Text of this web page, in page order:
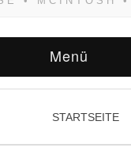
Menü
STARTSEITE